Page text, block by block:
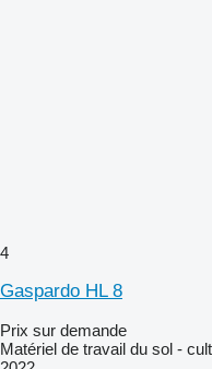
4
Gaspardo HL 8
Prix sur demande
Matériel de travail du sol -